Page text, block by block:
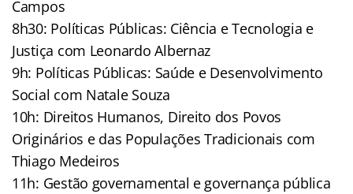
Campos
8h30: Políticas Públicas: Ciência e Tecnologia e
Justiça com Leonardo Albernaz
9h: Políticas Públicas: Saúde e Desenvolvimento
Social com Natale Souza
10h: Direitos Humanos, Direito dos Povos
Originários e das Populações Tradicionais com
Thiago Medeiros
11h: Gestão governamental e governança pública